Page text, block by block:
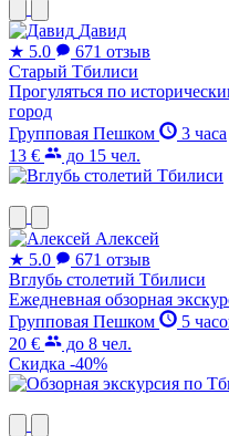
Давид
★ 5.0
671 отзыв
Старый Тбилиси
Прогуляться по
город
Групповая Пешком
3 часа
13 €
до 15 чел.
Алексей
★ 5.0
671 отзыв
Вглубь столетий Тбилиси
Ежедневная обзорная
Групповая Пешком
5
20 €
до 8 чел.
Скидка -40%